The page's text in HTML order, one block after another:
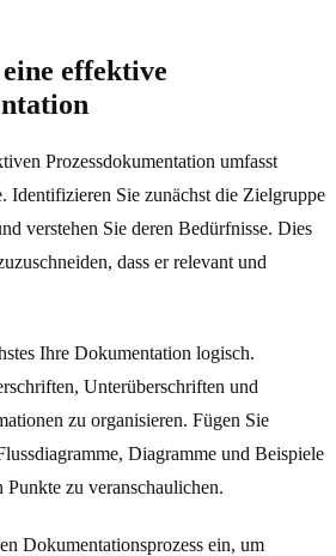
effektive
Prozessdokumentation umfasst
Identifizieren Sie zunächst die Zielgruppe
verstehen Sie deren Bedürfnisse. Dies
dass er relevant und
Ihre Dokumentation logisch.
Unterüberschriften und
zu organisieren. Fügen Sie
Diagramme und Beispiele
zu veranschaulichen.
Dokumentationsprozess ein, um